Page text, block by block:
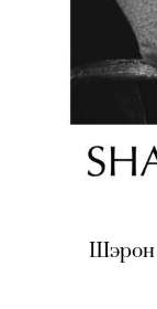
Шэрон